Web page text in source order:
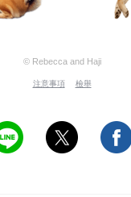
© Rebecca and Haji
注意事項 檢舉